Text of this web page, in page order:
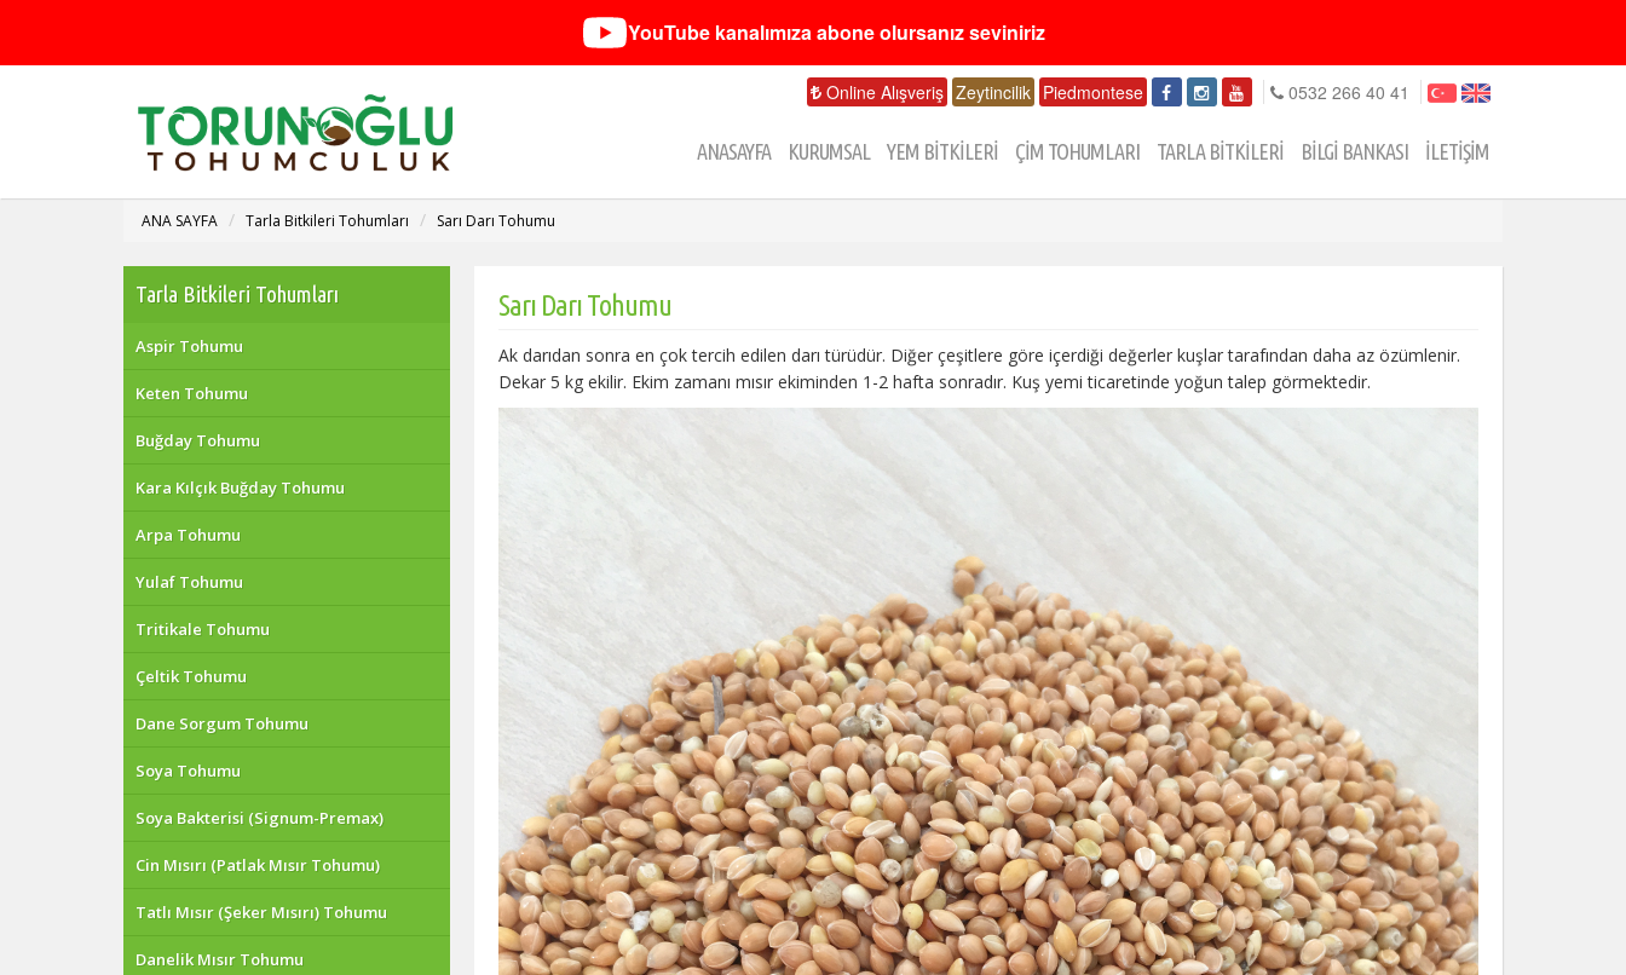
YouTube kanalımıza abone olursanız seviniriz
Online Alışveriş Zeytincilik Piedmontese 0532 266 40 41
ANASAYFA KURUMSAL YEM BİTKİLERİ ÇİM TOHUMLARI TARLA BİTKİLERİ BİLGİ BANKASI İLETİŞİM
ANA SAYFA Tarla Bitkileri Tohumları Sarı Darı Tohumu
Tarla Bitkileri Tohumları
Aspir Tohumu
Keten Tohumu
Buğday Tohumu
Kara Kılçık Buğday Tohumu
Arpa Tohumu
Yulaf Tohumu
Tritikale Tohumu
Çeltik Tohumu
Dane Sorgum Tohumu
Soya Tohumu
Soya Bakterisi (Signum-Premax)
Cin Mısırı (Patlak Mısır Tohumu)
Tatlı Mısır (Şeker Mısırı) Tohumu
Danelik Mısır Tohumu
Sarı Darı Tohumu
Ak darıdan sonra en çok tercih edilen darı türüdür. Diğer çeşitlere göre içerdiği değerler kuşlar tarafından daha az özümlenir.
Dekar 5 kg ekilir. Ekim zamanı mısır ekiminden 1-2 hafta sonradır. Kuş yemi ticaretinde yoğun talep görmektedir.